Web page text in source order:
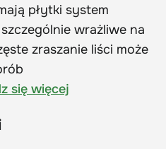
płytki system
wrażliwe na
zraszanie liści może
się więcej